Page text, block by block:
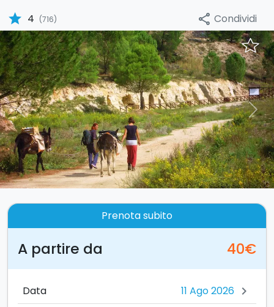
star 4 (716) share Condividi
Previous Next
Prenota subito
A partire da 40€
Data chevron_right